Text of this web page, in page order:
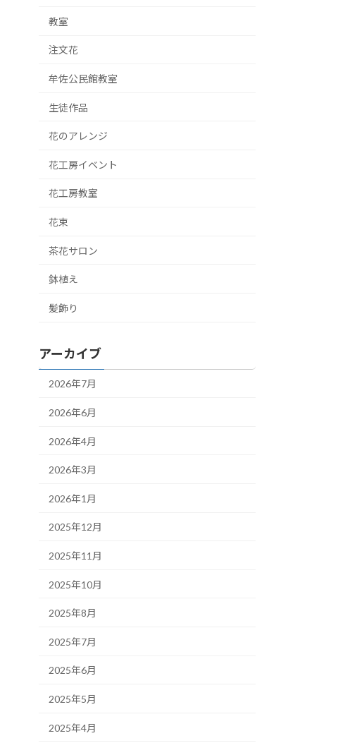
教室
注文花
牟佐公民館教室
生徒作品
花のアレンジ
花工房イベント
花工房教室
花束
茶花サロン
鉢植え
髪飾り
アーカイブ
2026年7月
2026年6月
2026年4月
2026年3月
2026年1月
2025年12月
2025年11月
2025年10月
2025年8月
2025年7月
2025年6月
2025年5月
2025年4月